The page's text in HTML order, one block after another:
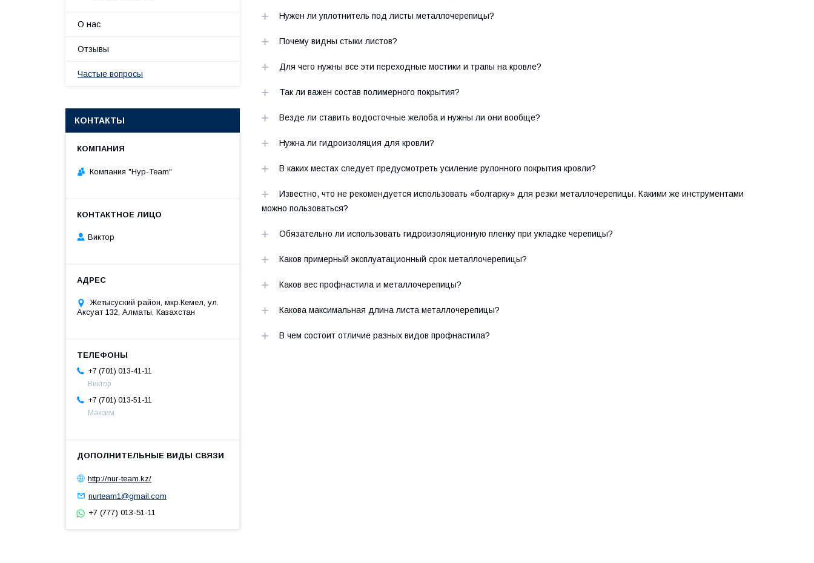
Нужен ли уплотнитель под листы металлочерепицы?
Почему видны стыки листов?
Для чего нужны все эти переходные мостики и трапы на кровле?
Так ли важен состав полимерного покрытия?
Везде ли ставить водосточные желоба и нужны ли они вообще?
Нужна ли гидроизоляция для кровли?
В каких местах следует предусмотреть усиление рулонного покрытия кровли?
Известно, что не рекомендуется использовать «болгарку» для резки металлочерепицы. Какими же инструментами
можно пользоваться?
Обязательно ли использовать гидроизоляционную пленку при укладке черепицы?
Каков примерный эксплуатационный срок металлочерепицы?
Каков вес профнастила и металлочерепицы?
Какова максимальная длина листа металлочерепицы?
В чем состоит отличие разных видов профнастила?
О нас
Отзывы
Частые вопросы
КОНТАКТЫ
Компания "Нур-Team"
Виктор
Жетысуский район, мкр.Кемел, ул.
Аксуат 132, Алматы, Казахстан
+7 (701) 013-41-11
Виктор
+7 (701) 013-51-11
Максим
http://nur-team.kz/
nurteam1@gmail.com
+7 (777) 013-51-11